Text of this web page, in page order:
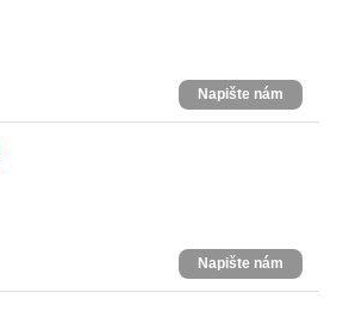
Napište nám
Napište nám